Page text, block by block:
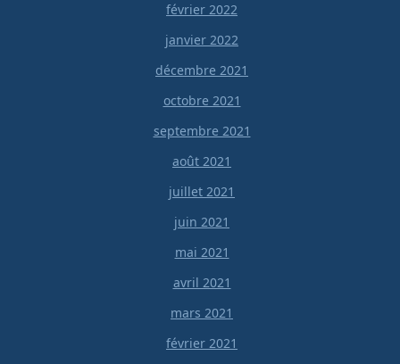
février 2022
janvier 2022
décembre 2021
octobre 2021
septembre 2021
août 2021
juillet 2021
juin 2021
mai 2021
avril 2021
mars 2021
février 2021